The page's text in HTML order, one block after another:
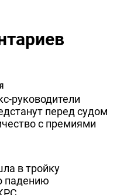
руководители
перед судом
с премиями
в тройку
падению